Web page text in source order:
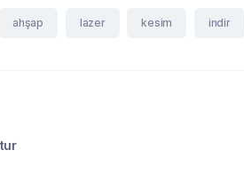
ahşap lazer kesim indir